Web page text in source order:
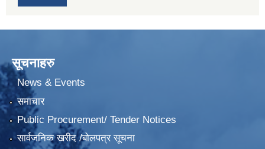
सूचनाहरु
News & Events
समाचार
Public Procurement/ Tender Notices
सार्वजनिक खरीद /बोलपत्र सूचना